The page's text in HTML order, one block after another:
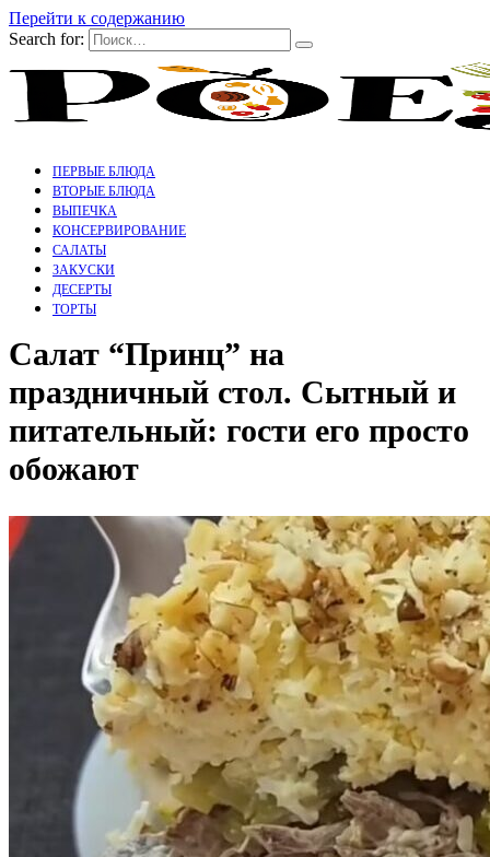
Перейти к содержанию
Search for:
ПЕРВЫЕ БЛЮДА
ВТОРЫЕ БЛЮДА
ВЫПЕЧКА
КОНСЕРВИРОВАНИЕ
САЛАТЫ
ЗАКУСКИ
ДЕСЕРТЫ
ТОРТЫ
Салат “Принц” на
праздничный стол. Сытный и
питательный: гости его просто
обожают